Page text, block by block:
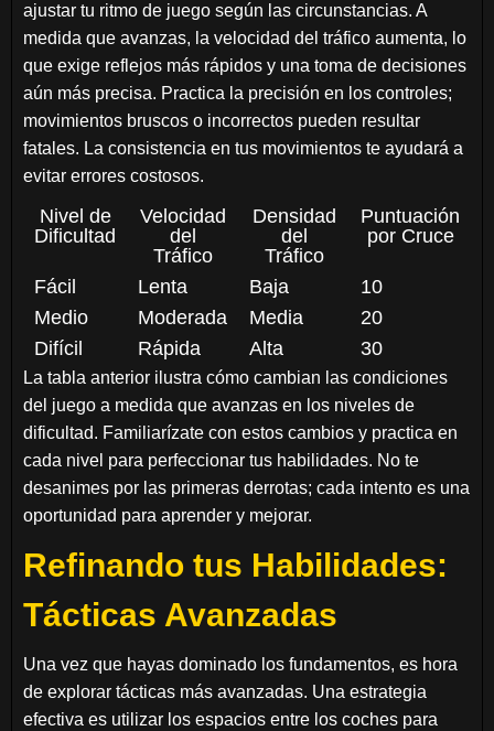
ajustar tu ritmo de juego según las circunstancias. A
medida que avanzas, la velocidad del tráfico aumenta, lo
que exige reflejos más rápidos y una toma de decisiones
aún más precisa. Practica la precisión en los controles;
movimientos bruscos o incorrectos pueden resultar
fatales. La consistencia en tus movimientos te ayudará a
evitar errores costosos.
Nivel de
Dificultad
Velocidad
del
Tráfico
Densidad
del
Tráfico
Puntuación
por Cruce
Fácil Lenta Baja
10
Medio
Moderada Media
20
Difícil
Rápida Alta 30
La tabla anterior ilustra cómo cambian las condiciones
del juego a medida que avanzas en los niveles de
dificultad. Familiarízate con estos cambios y practica en
cada nivel para perfeccionar tus habilidades. No te
desanimes por las primeras derrotas; cada intento es una
oportunidad para aprender y mejorar.
Refinando tus Habilidades:
Tácticas Avanzadas
Una vez que hayas dominado los fundamentos, es hora
de explorar tácticas más avanzadas. Una estrategia
efectiva es utilizar los espacios entre los coches para